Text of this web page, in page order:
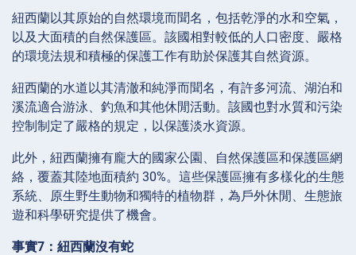
紐西蘭以其原始的自然環境而聞名，包括乾淨的水和空氣，
以及大面積的自然保護區。該國相對較低的人口密度、嚴格
的環境法規和積極的保護工作有助於保護其自然資源。
紐西蘭的水道以其清澈和純淨而聞名，有許多河流、湖泊和
溪流適合游泳、釣魚和其他休閒活動。該國也對水質和污染
控制制定了嚴格的規定，以保護淡水資源。
此外，紐西蘭擁有龐大的國家公園、自然保護區和保護區網
絡，覆蓋其陸地面積約 30%。這些保護區擁有多樣化的生態
系統、原生野生動物和獨特的植物群，為戶外休閒、生態旅
遊和科學研究提供了機會。
事實7：紐西蘭沒有蛇